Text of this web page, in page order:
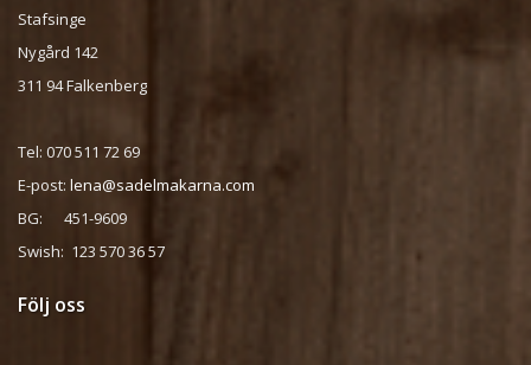
Stafsinge
Nygård 142
311 94 Falkenberg
Tel: 070 511 72 69
E-post: lena@sadelmakarna.com
BG: 451-9609
Swish: 123 570 36 57
Följ oss